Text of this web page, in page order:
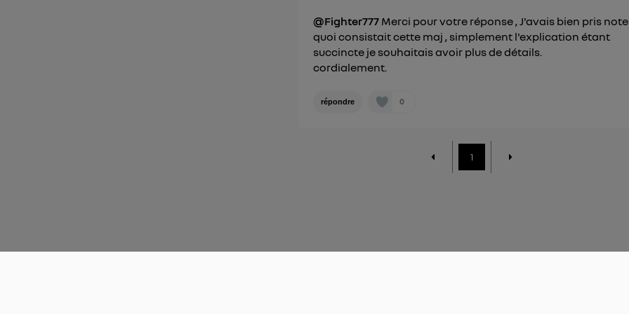
@Fighter777 Merci pour votre réponse , J'avais bien pris
quoi consistait cette maj , simplement l'explication étant
succincte je souhaitais avoir plus de détails.
cordialement.
répondre 0
1